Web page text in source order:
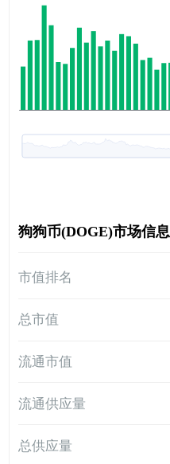
狗狗币(DOGE)市场信息
市值排名
总市值
流通市值
流通供应量
总供应量